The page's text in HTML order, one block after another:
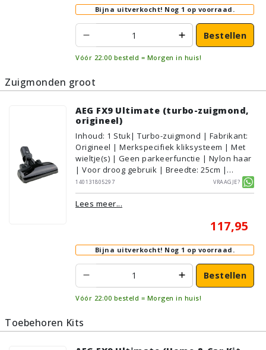
Bijna uitverkocht! Nog 1 op voorraad.
Bestellen
Vóór 22:00 besteld = Morgen in huis!
Zuigmonden groot
AEG FX9 Ultimate (turbo-zuigmond,
origineel)
Inhoud: 1 Stuk| Turbo-zuigmond | Fabrikant:
Origineel | Merkspecifiek kliksysteem | Met
wieltje(s) | Geen parkeerfunctie | Nylon haar
| Voor droog gebruik | Breedte: 25cm |
Zonder verlichting | Met kliksysteem | Zwart
| AEG/Electrolux | Geschikt voor vloertype:
Plavuizen/Tegels, Parket/Laminaat,
140131805297 Vraagje?
Lees meer...
117,95
Bijna uitverkocht! Nog 1 op voorraad.
Bestellen
Vóór 22:00 besteld = Morgen in huis!
Toebehoren Kits